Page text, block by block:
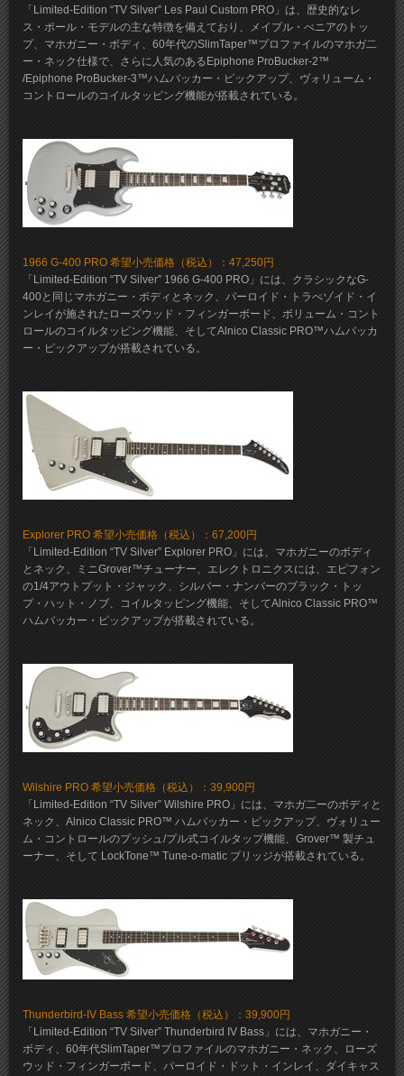
「Limited-Edition “TV Silver” Les Paul Custom PRO」は、歴史的なレ
ス・ポール・モデルの主な特徴を備えており、メイプル・べニアのトッ
プ、マホガニー・ボディ、60年代のSlimTaper™プロファイルのマホガ二
ー・ネック仕様で、さらに人気のあるEpiphone ProBucker-2™
/Epiphone ProBucker-3™ハムバッカー・ピックアップ、ヴォリューム・
コントロールのコイルタッピング機能が搭載されている。
1966 G-400 PRO 希望小売価格（税込）：47,250円
「Limited-Edition “TV Silver” 1966 G-400 PRO」には、クラシックなG-
400と同じマホガニー・ボディとネック、パーロイド・トラぺゾイド・イ
ンレイが施されたローズウッド・フィンガーボード、ボリューム・コント
ロールのコイルタッピング機能、そしてAlnico Classic PRO™ハムバッカ
ー・ピックアップが搭載されている。
Explorer PRO 希望小売価格（税込）：67,200円
「Limited-Edition “TV Silver” Explorer PRO」には、マホガニーのボディ
とネック、ミニGrover™チューナー、エレクトロニクスには、エピフォン
の1/4アウトプット・ジャック、シルバー・ナンバーのブラック・トッ
プ・ハット・ノブ、コイルタッピング機能、そしてAlnico Classic PRO™
ハムバッカー・ピックアップが搭載されている。
Wilshire PRO 希望小売価格（税込）：39,900円
「Limited-Edition “TV Silver” Wilshire PRO」には、マホガ二ーのボディと
ネック、Alnico Classic PRO™ ハムバッカー・ピックアップ、ヴォリュー
ム・コントロールのプッシュ/プル式コイルタップ機能、Grover™ 製チュ
ーナー、そして LockTone™ Tune-o-matic ブリッジが搭載されている。
Thunderbird-IV Bass 希望小売価格（税込）：39,900円
「Limited-Edition “TV Silver” Thunderbird IV Bass」には、マホガニー・
ボディ、60年代SlimTaper™プロファイルのマホガニー・ネック、ローズ
ウッド・フィンガーボード、パーロイド・ドット・インレイ、ダイキャス